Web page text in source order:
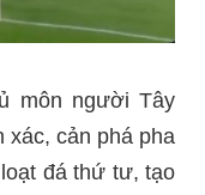
môn người Tây
xác, cản phá pha
đá thứ tư, tạo